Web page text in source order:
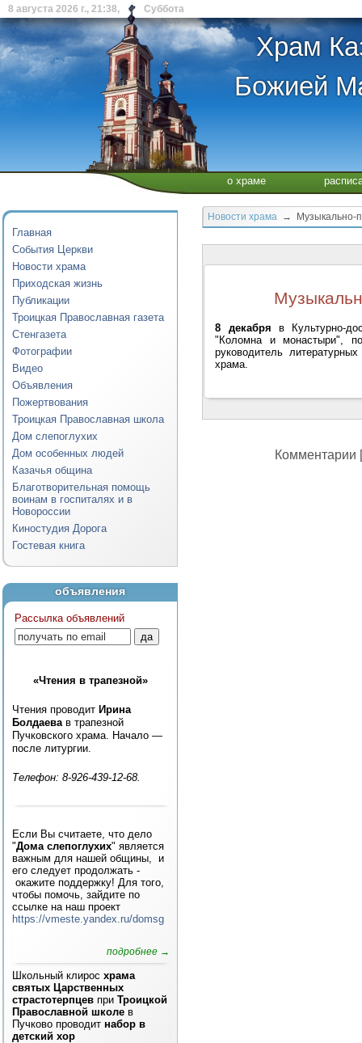
8 августа 2026 г., 21:38, Суббота
Храм
Божией
о храме
Главная
События Церкви
Новости храма
Приходская жизнь
Публикации
Троицкая Православная газета
Стенгазета
Фотографии
Видео
Объявления
Пожертвования
Троицкая Православная школа
Дом слепоглухих
Дом особенных людей
Казачья община
Благотворительная помощь
воинам в госпиталях и в
Новороссии
Киностудия Дорога
Гостевая книга
объявления
Рассылка объявлений
«Чтения в трапезной»
Чтения проводит Ирина
Болдаева в трапезной
Пучковского храма. Начало —
после литургии.
Телефон: 8-926-439-12-68.
Если Вы считаете, что дело
"Дома слепоглухих" является
важным для нашей общины, и
его следует продолжать -
окажите поддержку! Для того,
чтобы помочь, зайдите по
ссылке на наш проект
https://vmeste.yandex.ru/domsg
подробнее →
Школьный клирос храма
святых Царственных
страстотерпцев при Троицкой
Православной школе в
Пучково проводит набор в
детский хор
Новости храма → Музыкально-
8 декабря в Культурно-
"Коломна и монастыри",
руководитель
храма.
Комментарии